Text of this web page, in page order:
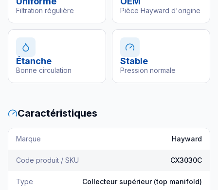
Filtration régulière Pièce Hayward d'origine
Étanche
Bonne circulation
Stable
Pression normale
Caractéristiques
Marque Hayward
Code produit / SKU CX3030C
Type Collecteur supérieur (top manifold)